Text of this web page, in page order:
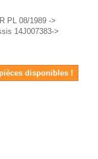
PL 08/1989 ->
14J007383->
disponibles !